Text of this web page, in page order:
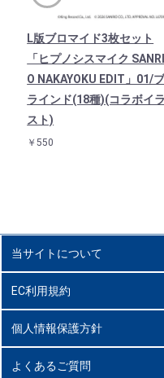
L版ブロマイド3枚セット
「ヒプノシスマイク SANRI
O NAKAYOKU EDIT」01/
ラインド(18種)(コラボイラ
スト)
￥550
当サイトについて
EC利用規約
個人情報保護方針
よくあるご質問